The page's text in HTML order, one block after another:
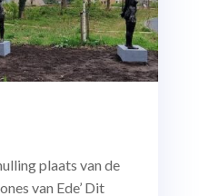
plaats van de
van Ede’ Dit